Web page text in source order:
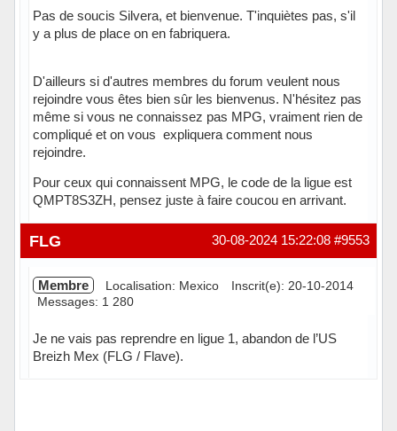
Pas de soucis Silvera, et bienvenue. T'inquiètes pas, s'il
y a plus de place on en fabriquera.
D'ailleurs si d'autres membres du forum veulent nous
rejoindre vous êtes bien sûr les bienvenus. N'hésitez pas
même si vous ne connaissez pas MPG, vraiment rien de
compliqué et on vous expliquera comment nous
rejoindre.
Pour ceux qui connaissent MPG, le code de la ligue est
QMPT8S3ZH, pensez juste à faire coucou en arrivant.
Hors ligne #9553
30-08-2024 15:22:08
FLG
Membre Localisation: Mexico
Inscrit(e): 20-10-2014
Messages: 1 280
Je ne vais pas reprendre en ligue 1, abandon de l’US
Breizh Mex (FLG / Flave).